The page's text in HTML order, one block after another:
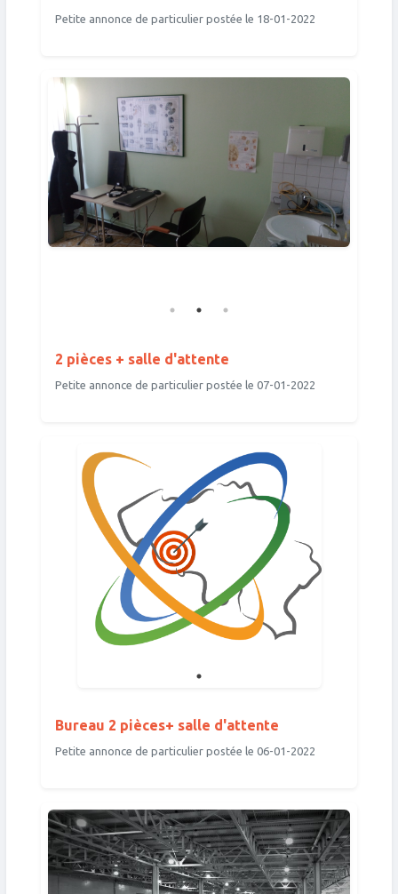
Petite annonce de particulier postée le 18-01-2022
2 pièces + salle d'attente
Petite annonce de particulier postée le 07-01-2022
Bureau 2 pièces+ salle d'attente
Petite annonce de particulier postée le 06-01-2022